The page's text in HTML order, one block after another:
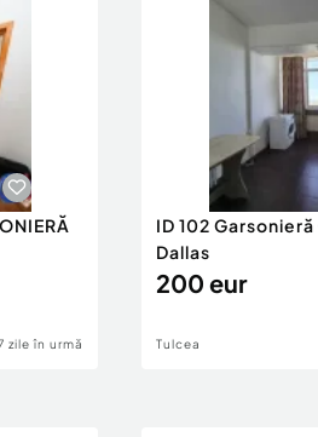
zile în urmă
ID 102 Garsonieră
Dallas
200 eur
Tulcea